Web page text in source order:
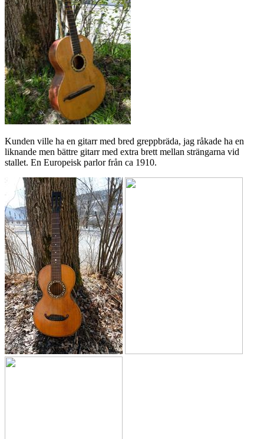
Kunden ville ha en gitarr med bred greppbräda, jag råkade ha en
liknande men bättre gitarr med extra brett mellan strängarna vid
stallet. En Europeisk parlor från ca 1910.